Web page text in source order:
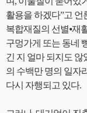
활용을 하겠다”고 언
복합재질의 선별⦁재
구멍가게 또는 동네
긴 지 얼마 되지도
의 수백만 명의 일자
다시 자행되고 있다.